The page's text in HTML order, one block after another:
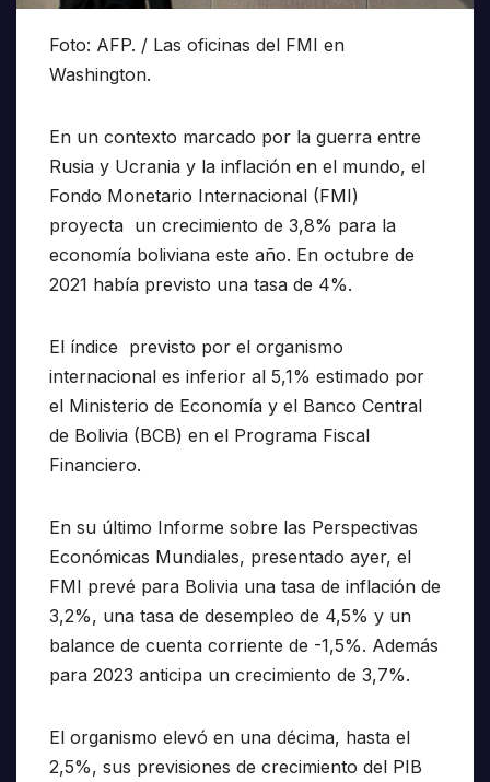
Foto: AFP. / Las oficinas del FMI en
Washington.
En un contexto marcado por la guerra entre
Rusia y Ucrania y la inflación en el mundo, el
Fondo Monetario Internacional (FMI)
proyecta un crecimiento de 3,8% para la
economía boliviana este año. En octubre de
2021 había previsto una tasa de 4%.
El índice previsto por el organismo
internacional es inferior al 5,1% estimado por
el Ministerio de Economía y el Banco Central
de Bolivia (BCB) en el Programa Fiscal
Financiero.
En su último Informe sobre las Perspectivas
Económicas Mundiales, presentado ayer, el
FMI prevé para Bolivia una tasa de inflación de
3,2%, una tasa de desempleo de 4,5% y un
balance de cuenta corriente de -1,5%. Además
para 2023 anticipa un crecimiento de 3,7%.
El organismo elevó en una décima, hasta el
2,5%, sus previsiones de crecimiento del PIB